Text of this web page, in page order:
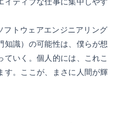
トウェアエンジニアリング
知識）の可能性は、僕らが想
いく。個人的には、これこ
す。ここが、まさに人間が輝